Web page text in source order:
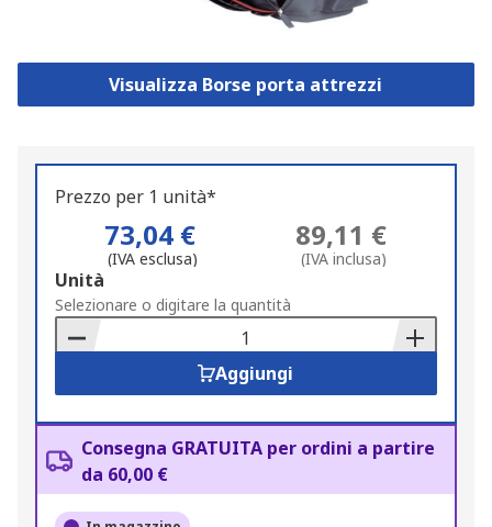
Visualizza Borse porta attrezzi
Prezzo per 1 unità*
73,04 €
(IVA esclusa)
89,11 €
(IVA inclusa)
Add
to
Basket
Unità
Selezionare o digitare la quantità
Aggiungi
Consegna GRATUITA per ordini a partire
da 60,00 €